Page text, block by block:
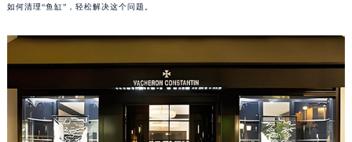
如何清理“鱼缸”，轻松解决这个问题。